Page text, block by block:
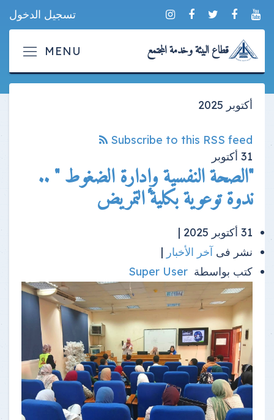
تسجيل الدخول
قطاع البيئة وخدمة المجتمع
أكتوبر 2025
Subscribe to this RSS feed
31 أكتوبر
"الصحة النفسية وإدارة الضغوط " ..
ندوة توعوية بكلية التمريض
31 أكتوبر 2025 |
نشر فى آخر الأخبار |
كتب بواسطة Super User